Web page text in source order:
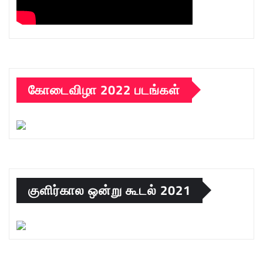
கோடைவிழா 2022 படங்கள்
குளிர்கால ஒன்று கூடல் 2021